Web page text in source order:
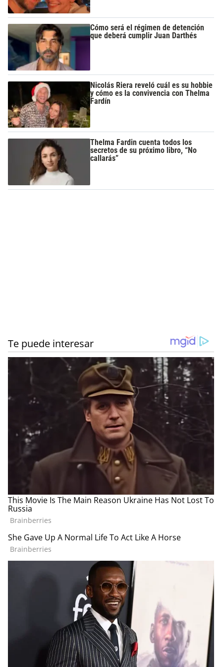
Cómo será el régimen de detención
que deberá cumplir Juan Darthés
Nicolás Riera reveló cuál es su hobbie
y cómo es la convivencia con Thelma
Fardín
Thelma Fardin cuenta todos los
secretos de su próximo libro, “No
callarás”